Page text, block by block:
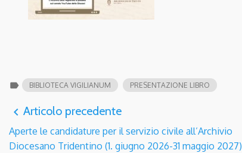
label BIBLIOTECA VIGILIANUM PRESENTAZIONE LIBRO
navigate_before Articolo precedente
Aperte le candidature per il servizio civile all’Archivio
Diocesano Tridentino (1. giugno 2026-31 maggio 2027)